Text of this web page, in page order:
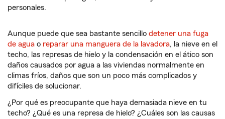
personales.
Aunque puede que sea bastante sencillo detener una fuga
de agua o reparar una manguera de la lavadora, la nieve en el
techo, las represas de hielo y la condensación en el ático son
daños causados por agua a las viviendas normalmente en
climas fríos, daños que son un poco más complicados y
difíciles de solucionar.
¿Por qué es preocupante que haya demasiada nieve en tu
techo? ¿Qué es una represa de hielo? ¿Cuáles son las causas